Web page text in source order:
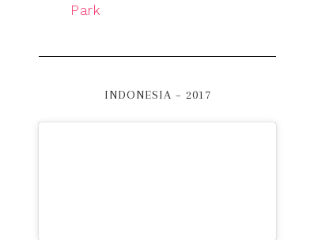
Park
INDONESIA – 2017